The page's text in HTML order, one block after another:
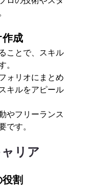
成
ことで、スキル
。
ォリオにまとめ
キルをアピール
やフリーランス
です。
リア
割